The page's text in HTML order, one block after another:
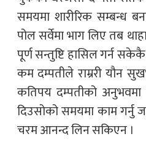
समयमा शारीरिक सम्बन्ध
पोल सर्वेमा भाग लिए तब
पूर्ण सन्तुष्टि हासिल गर्न
कम दम्पतीले राम्ररी यौन
कतिपय दम्पतीको अनुभवमा
दिउसोको समयमा काम गर्नु
चरम आनन्द लिन सकिएन ।